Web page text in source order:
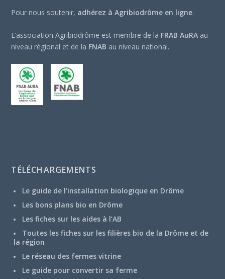
Pour nous soutenir, adhérez à Agribiodrôme en ligne.
L’association Agribiodrôme est membre de la FRAB AuRA au
niveau régional et de la FNAB au niveau national.
TÉLÉCHARGEMENTS
Le guide de l’installation biologique en Drôme
Les bons plans bio en Drôme
Les fiches sur les aides à l’AB
Toutes les fiches sur les filières bio de la Drôme et de
la région
Le réseau des fermes vitrine
Le guide pour convertir sa ferme